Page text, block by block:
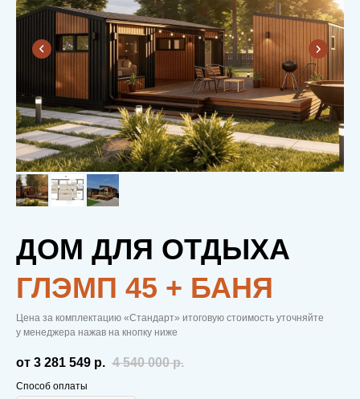
ДОМ ДЛЯ ОТДЫХА
ГЛЭМП 45 + БАНЯ
Цена за комплектацию «Стандарт» итоговую стоимость уточняйте
у менеджера нажав на кнопку ниже
от 3 281 549 р. 4 540 000 р.
Способ оплаты